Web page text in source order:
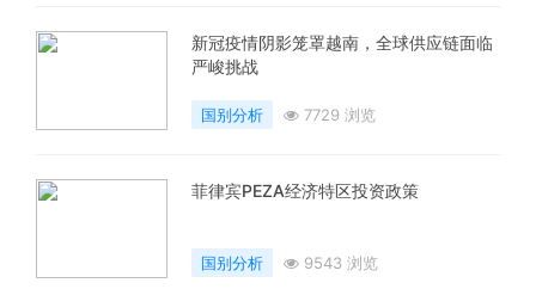
新冠疫情阴影笼罩越南，全球供应链面临
严峻挑战
国别分析 7729 浏览
菲律宾PEZA经济特区投资政策
国别分析 9543 浏览